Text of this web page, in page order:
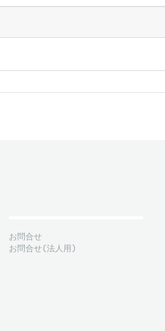
お問合せ
お問合せ(法人用)